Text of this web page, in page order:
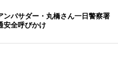
ンバサダー・丸橋さん一日警察署
全呼びかけ